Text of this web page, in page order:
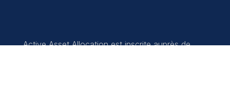
Active Asset Allocation est inscrite auprès de